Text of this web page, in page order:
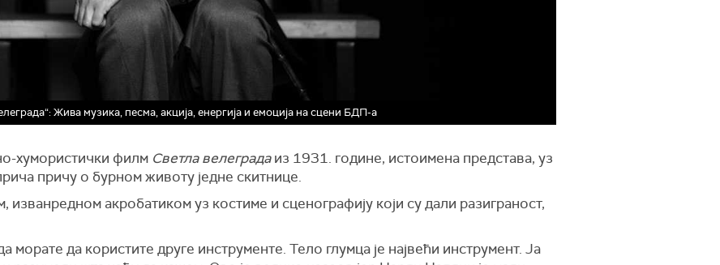
Жива музика, песма, акција, енергија и емоција на сцени БДП-а
хумористички филм Светла велеградаиз 1931. године, истоимена представа, уз
причу о бурном животу једне скитнице.
акробатиком уз костиме и сценографију који су дали разиграност,
да користите друге инструменте. Тело глумца је највећи инструмент. Ја